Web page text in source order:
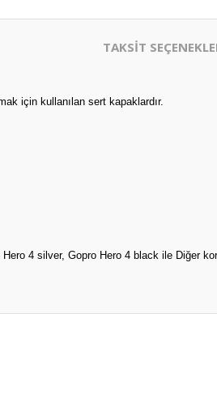
TAKSİT
için kullanılan sert kapaklardır.
4 silver, Gopro Hero 4 black ile Diğer